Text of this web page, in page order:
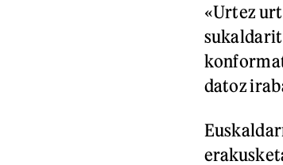
«Urtez
datoz